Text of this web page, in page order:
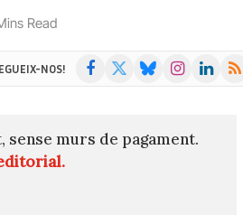
Read
NOS! Facebook BlueskyInstagramLinkedIn
RSS
murs de pagament.